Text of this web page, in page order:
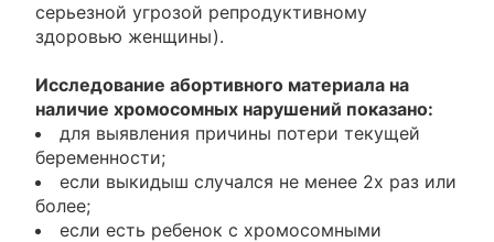
серьезной угрозой репродуктивному
здоровью женщины).
Исследование абортивного материала на
наличие хромосомных нарушений показано:
для выявления причины потери текущей
беременности;
если выкидыш случался не менее 2х раз или
более;
если есть ребенок с хромосомными